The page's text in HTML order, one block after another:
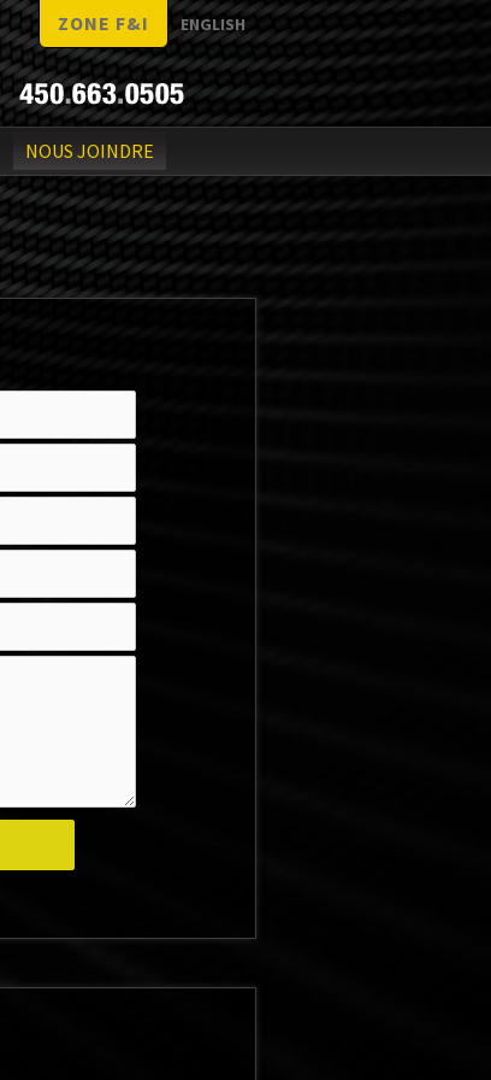
NOUS JOINDRE
ZONE F&I ENGLISH